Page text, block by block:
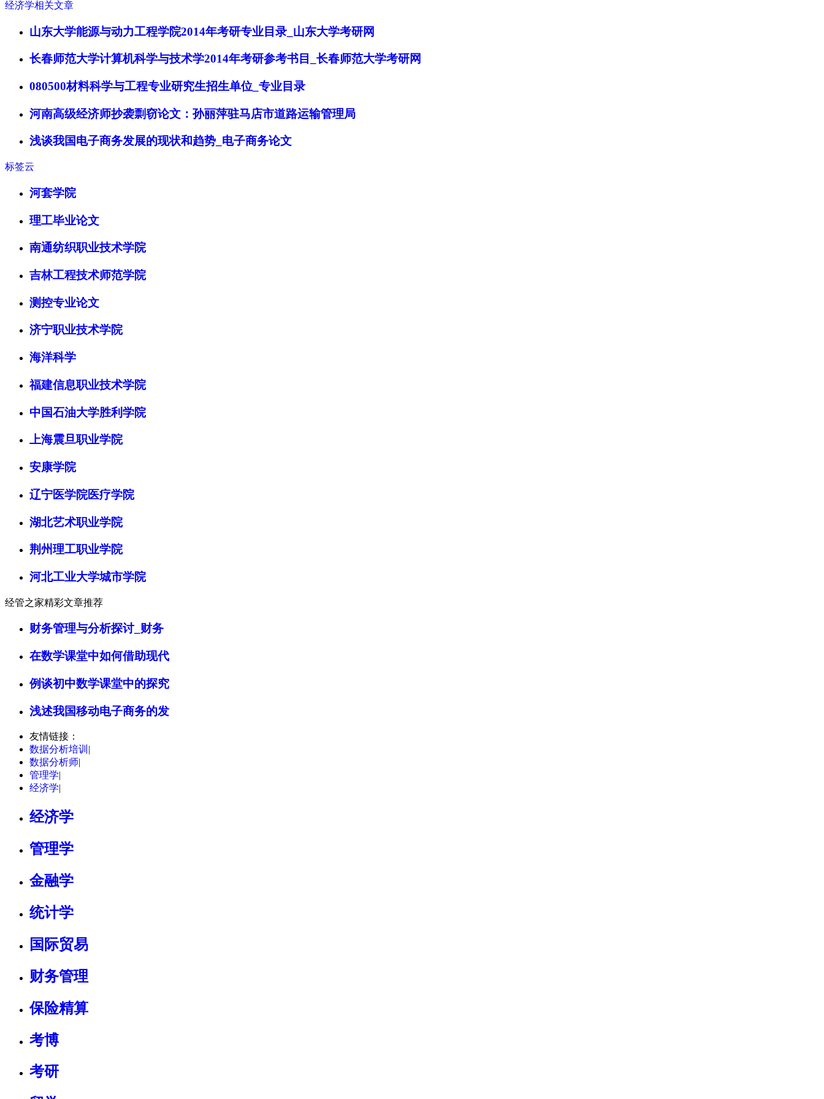
经济学相关文章
山东大学能源与动力工程学院2014年考研专业目录_山东大学考研网
长春师范大学计算机科学与技术学2014年考研参考书目_长春师范大学考研网
080500材料科学与工程专业研究生招生单位_专业目录
河南高级经济师抄袭剽窃论文：孙丽萍驻马店市道路运输管理局
浅谈我国电子商务发展的现状和趋势_电子商务论文
标签云
河套学院
理工毕业论文
南通纺织职业技术学院
吉林工程技术师范学院
测控专业论文
济宁职业技术学院
海洋科学
福建信息职业技术学院
中国石油大学胜利学院
上海震旦职业学院
安康学院
辽宁医学院医疗学院
湖北艺术职业学院
荆州理工职业学院
河北工业大学城市学院
经管之家精彩文章推荐
财务管理与分析探讨_财务
在数学课堂中如何借助现代
例谈初中数学课堂中的探究
浅述我国移动电子商务的发
友情链接：
数据分析培训 |
数据分析师|
管理学|
经济学|
经济学
管理学
金融学
统计学
国际贸易
财务管理
保险精算
考博
考研